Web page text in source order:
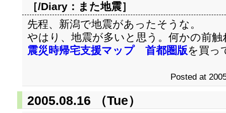
［/Diary： また地震］
先程、新潟で地震があったそうな。
やはり、地震が多いと思う。何かの前触
震災時帰宅支援マップ 首都圏版を買っ
Posted at
2005.08.16 （Tue）